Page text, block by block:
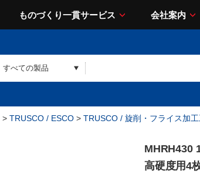
ものづくり一貫サービス 会社案内
> TRUSCO / ESCO > TRUSCO / 旋削・フライス加工
MHRH430
高硬度用4